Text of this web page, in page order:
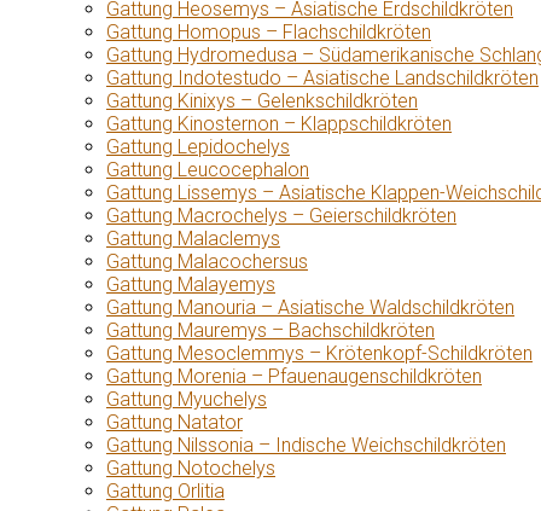
Gattung Heosemys – Asiatische Erdschildkröten
Gattung Homopus – Flachschildkröten
Gattung Hydromedusa – Südamerikanische
Gattung Indotestudo – Asiatische Landschildkröten
Gattung Kinixys – Gelenkschildkröten
Gattung Kinosternon – Klappschildkröten
Gattung Lepidochelys
Gattung Leucocephalon
Gattung Lissemys – Asiatische Klappen-
Gattung Macrochelys – Geierschildkröten
Gattung Malaclemys
Gattung Malacochersus
Gattung Malayemys
Gattung Manouria – Asiatische Waldschildkröten
Gattung Mauremys – Bachschildkröten
Gattung Mesoclemmys – Krötenkopf-Schildkröten
Gattung Morenia – Pfauenaugenschildkröten
Gattung Myuchelys
Gattung Natator
Gattung Nilssonia – Indische Weichschildkröten
Gattung Notochelys
Gattung Orlitia